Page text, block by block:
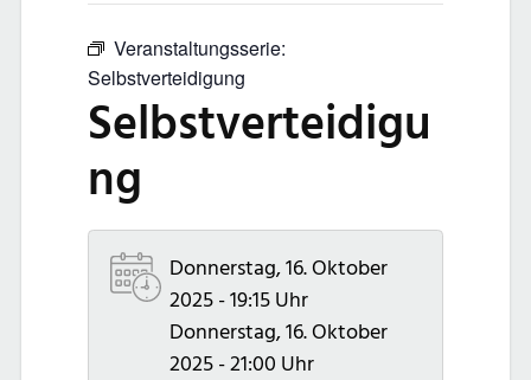
Veranstaltungsserie:
Selbstverteidigung
Selbstverteidigu
ng
Donnerstag, 16. Oktober
2025 - 19:15 Uhr
Donnerstag, 16. Oktober
2025 - 21:00 Uhr